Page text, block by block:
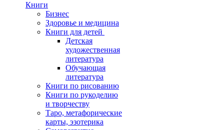
Книги
Бизнес
Здоровье и медицина
Книги для детей
Детская
художественная
литература
Обучающая
литература
Книги по рисованию
Книги по рукоделию
и творчеству
Таро, метафорические
карты, эзотерика